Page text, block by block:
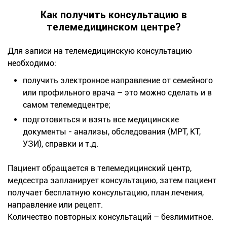
Как получить консультацию в
телемедицинском центре?
Для записи на телемедицинскую консультацию
необходимо:
получить электронное направление от семейного
или профильного врача – это можно сделать и в
самом телемедцентре;
подготовиться и взять все медицинские
документы - анализы, обследования (МРТ, КТ,
УЗИ), справки и т.д.
Пациент обращается в телемедицинский центр,
медсестра запланирует консультацию, затем пациент
получает бесплатную консультацию, план лечения,
направление или рецепт.
Количество повторных консультаций – безлимитное.